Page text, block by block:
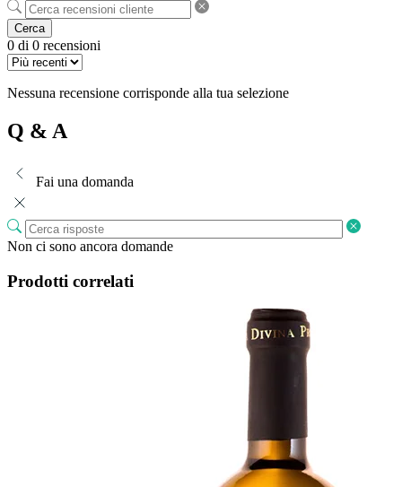
Cerca
0 di 0 recensioni
Nessuna recensione corrisponde alla tua selezione
Q & A
Fai una domanda
Non ci sono ancora domande
Prodotti correlati